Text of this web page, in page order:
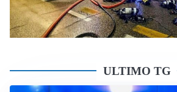
ULTIMO TG